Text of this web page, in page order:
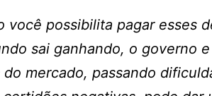
você possibilita pagar esses
sai ganhando, o governo
do mercado, passando